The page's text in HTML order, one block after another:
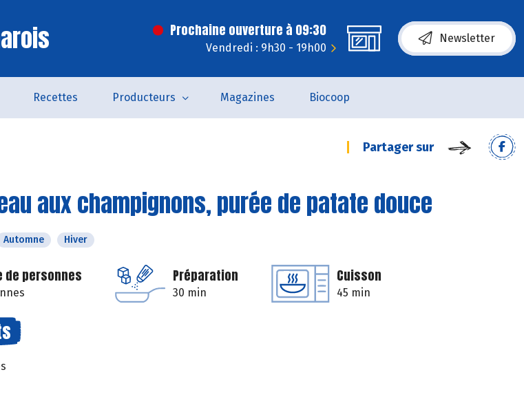
Prochaine ouverture à 09:30
Vendredi : 9h30 - 19h00
Newsletter
Recettes Producteurs Magazines Biocoop
Partager sur
aux champignons, purée de patate douce
Automne Hiver
de personnes Préparation
30 min
Cuisson
45 min